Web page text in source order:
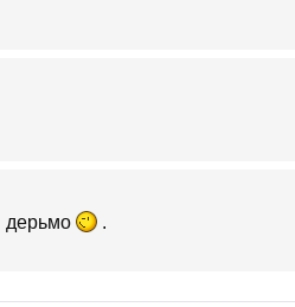
дерьмо
.